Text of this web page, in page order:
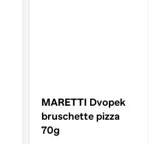
MARETTI Dvopek
bruschette pizza
70g